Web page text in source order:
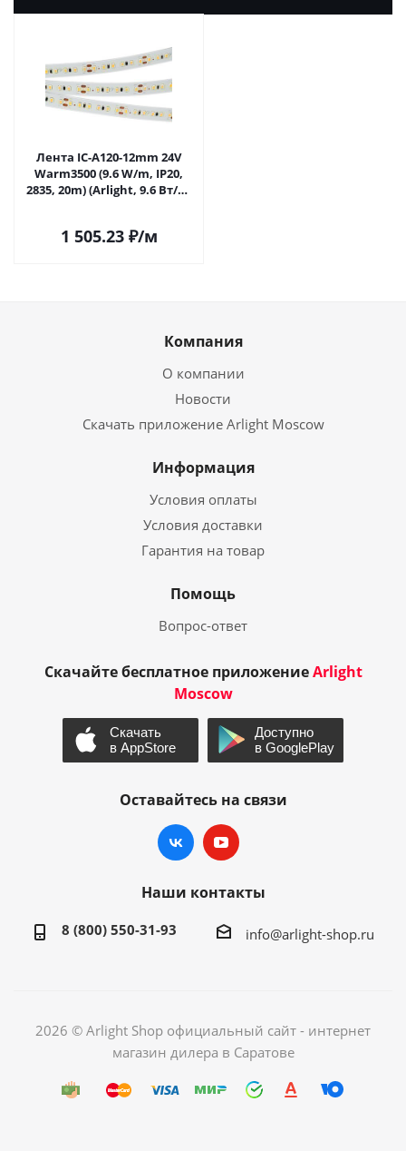
Лента IC-A120-12mm 24V
Warm3500 (9.6 W/m, IP20,
2835, 20m) (Arlight, 9.6 Вт/м,
1 505.23₽/м
Компания
О компании
Новости
Скачать приложение Arlight Moscow
Информация
Условия оплаты
Условия доставки
Гарантия на товар
Помощь
Вопрос-ответ
Скачайте бесплатное приложениеArlight
Moscow
Оставайтесь на связи
Наши контакты
8 (800) 550-31-93 info@arlight-shop.ru
2026 © Arlight Shop официальный сайт - интернет
магазин дилера в Саратове